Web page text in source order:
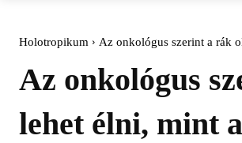
Holotropikum Az onkológus szerint a rák
Az onkológus
lehet élni, mint